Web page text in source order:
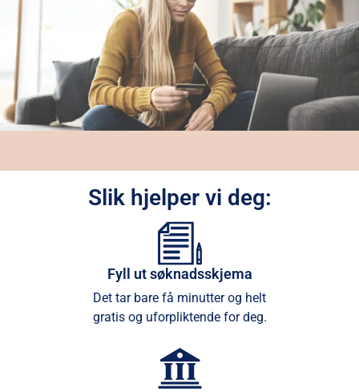
Slik hjelper vi deg:
Fyll ut søknadsskjema
Det tar bare få minutter og helt
gratis og uforpliktende for deg.